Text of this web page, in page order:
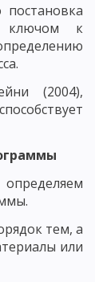
ключом к
(2004),
тем, а
или